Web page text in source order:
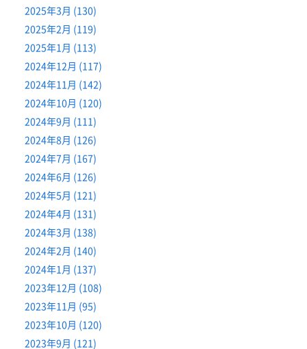
2025年3月 (130)
2025年2月 (119)
2025年1月 (113)
2024年12月 (117)
2024年11月 (142)
2024年10月 (120)
2024年9月 (111)
2024年8月 (126)
2024年7月 (167)
2024年6月 (126)
2024年5月 (121)
2024年4月 (131)
2024年3月 (138)
2024年2月 (140)
2024年1月 (137)
2023年12月 (108)
2023年11月 (95)
2023年10月 (120)
2023年9月 (121)